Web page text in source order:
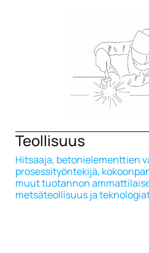
Teollisuus
Hitsaaja, betonielementtien
prosessityöntekijä,
muut tuotannon
metsäteollisuus ja